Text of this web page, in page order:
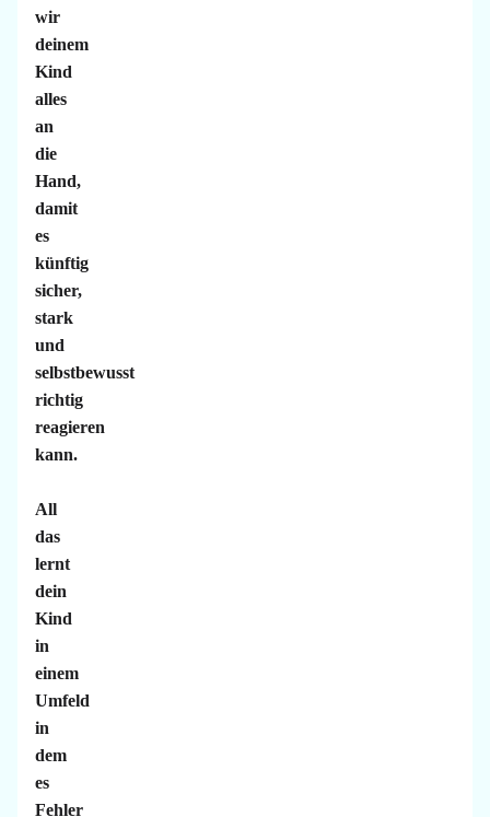
wir
deinem
Kind
alles
an
die
Hand,
damit
es
künftig
sicher,
stark
und
selbstbewusst
richtig
reagieren
kann.
All
das
lernt
dein
Kind
in
einem
Umfeld
in
dem
es
Fehler